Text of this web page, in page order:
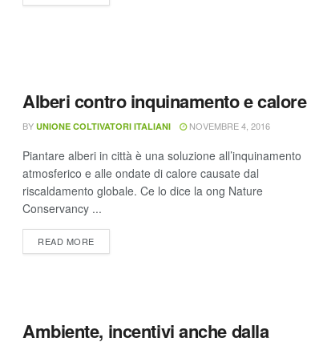
Alberi contro inquinamento e calore
BY UNIONE COLTIVATORI ITALIANI NOVEMBRE 4, 2016
Piantare alberi in città è una soluzione all’inquinamento
atmosferico e alle ondate di calore causate dal
riscaldamento globale. Ce lo dice la ong Nature
Conservancy ...
READ MORE
Ambiente, incentivi anche dalla